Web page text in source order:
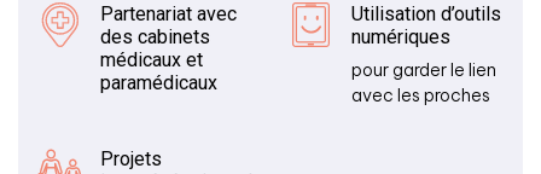
Partenariat avec
des cabinets
médicaux et
paramédicaux
Utilisation d’outils
numériques
pour garder le lien
avec les proches
Projets